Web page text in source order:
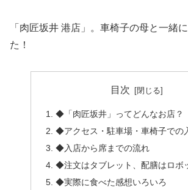
「肉匠坂井 港店」。車椅子の母と一緒
た！
目次
◆「肉匠坂井」ってどんなお店？
◆アクセス・駐車場・車椅子での
◆入店から席までの流れ
◆注文はタブレット、配膳はロボ
◆実際に食べた感想いろいろ